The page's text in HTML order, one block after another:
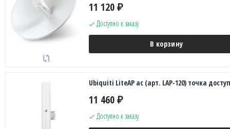
11 120 ₽
Доступно к заказу
В корзину
Ubiquiti LiteAP ac (арт. LAP-120) точка
11 460 ₽
Доступно к заказу